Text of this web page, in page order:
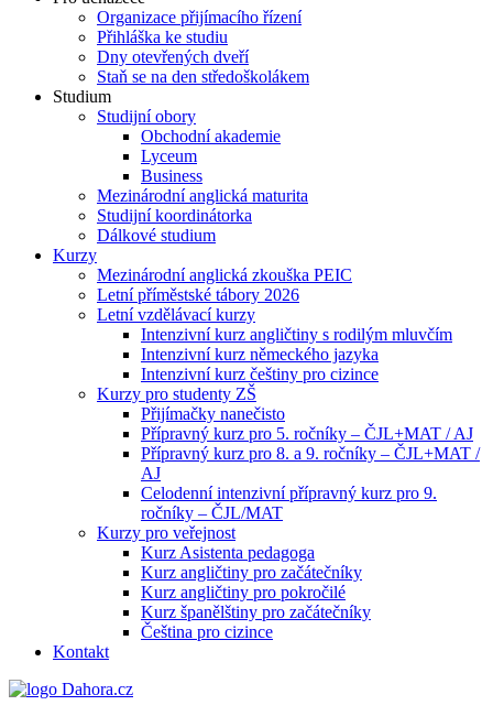
Organizace přijímacího řízení
Přihláška ke studiu
Dny otevřených dveří
Staň se na den středoškolákem
Studium
Studijní obory
Obchodní akademie
Lyceum
Business
Mezinárodní anglická maturita
Studijní koordinátorka
Dálkové studium
Kurzy
Mezinárodní anglická zkouška PEIC
Letní příměstské tábory 2026
Letní vzdělávací kurzy
Intenzivní kurz angličtiny s rodilým mluvčím
Intenzivní kurz německého jazyka
Intenzivní kurz češtiny pro cizince
Kurzy pro studenty ZŠ
Přijímačky nanečisto
Přípravný kurz pro 5. ročníky – ČJL+MAT / AJ
Přípravný kurz pro 8. a 9. ročníky – ČJL+MAT /
AJ
Celodenní intenzivní přípravný kurz pro 9.
ročníky – ČJL/MAT
Kurzy pro veřejnost
Kurz Asistenta pedagoga
Kurz angličtiny pro začátečníky
Kurz angličtiny pro pokročilé
Kurz španělštiny pro začátečníky
Čeština pro cizince
Kontakt